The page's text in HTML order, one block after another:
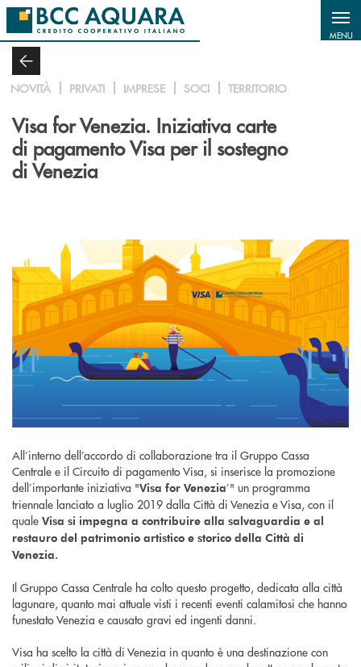
Salta al contenuto principale
MENU
NOVITÀ PRIVATI IMPRESE SOCI TERRITORIO
Visa for Venezia. Iniziativa carte
di pagamento Visa per il sostegno
di Venezia
All’interno dell’accordo di collaborazione tra il Gruppo Cassa
Centrale e il Circuito di pagamento Visa, si inserisce la promozione
dell’importante iniziativa "Visa for Venezia’" un programma
triennale lanciato a luglio 2019 dalla Città di Venezia e Visa, con il
quale Visa si impegna a contribuire alla salvaguardia e al
restauro del patrimonio artistico e storico della Città di
Venezia.
Il Gruppo Cassa Centrale ha colto questo progetto, dedicata alla città
lagunare, quanto mai attuale visti i recenti eventi calamitosi che hanno
funestato Venezia e causato gravi ed ingenti danni.
Visa ha scelto la città di Venezia in quanto è una destinazione con